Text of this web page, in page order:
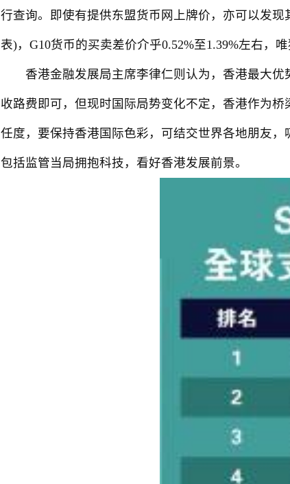
行查询。即使有提供东盟货币网上牌价，亦可以发
表)，G10货币的买卖差价介乎0.52%至1.39%左右，
香港金融发展局主席李律仁则认为，香港最大优
收路费即可，但现时国际局势变化不定，香港作为
任度，要保持香港国际色彩，可结交世界各地朋友
包括监管当局拥抱科技，看好香港发展前景。